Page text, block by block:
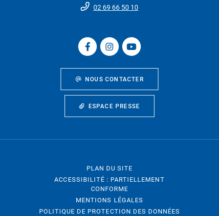
02 69 66 50 10
NOUS CONTACTER
ESPACE PRESSE
PLAN DU SITE
ACCESSIBILITÉ : PARTIELLEMENT
CONFORME
MENTIONS LÉGALES
POLITIQUE DE PROTECTION DES DONNÉES